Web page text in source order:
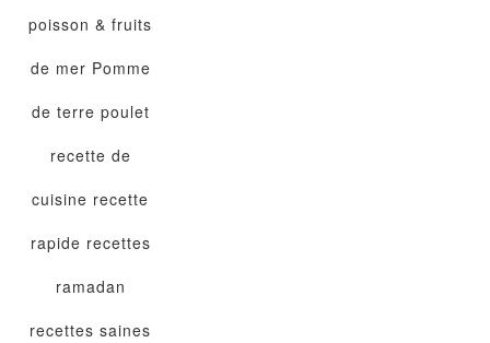
poisson & fruits
de mer Pomme
de terre poulet
recette de
cuisine recette
rapide recettes
ramadan
recettes saines